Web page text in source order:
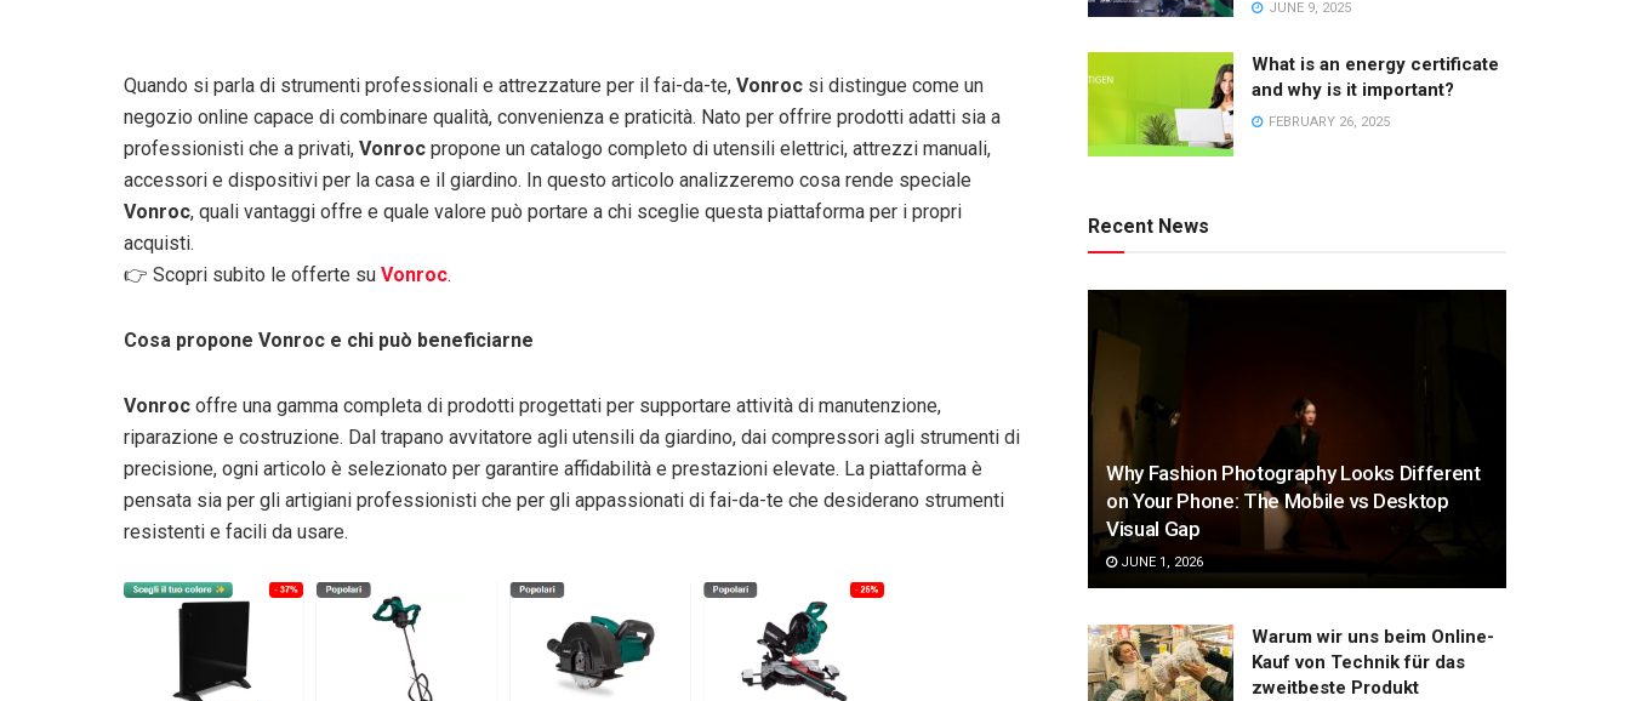
Quando si parla di strumenti professionali e attrezzature per il fai-da-te, Vonroc si distingue come un
negozio online capace di combinare qualità, convenienza e praticità. Nato per offrire prodotti adatti sia a
professionisti che a privati, Vonroc propone un catalogo completo di utensili elettrici, attrezzi manuali,
accessori e dispositivi per la casa e il giardino. In questo articolo analizzeremo cosa rende speciale
Vonroc, quali vantaggi offre e quale valore può portare a chi sceglie questa piattaforma per i propri
acquisti.
👉 Scopri subito le offerte su Vonroc.
Cosa propone Vonroc e chi può beneficiarne
Vonroc offre una gamma completa di prodotti progettati per supportare attività di manutenzione,
riparazione e costruzione. Dal trapano avvitatore agli utensili da giardino, dai compressori agli strumenti di
precisione, ogni articolo è selezionato per garantire affidabilità e prestazioni elevate. La piattaforma è
pensata sia per gli artigiani professionisti che per gli appassionati di fai-da-te che desiderano strumenti
resistenti e facili da usare.
JUNE 9, 2025
What is an energy certificate
and why is it important?
FEBRUARY 26, 2025
Recent News
Why Fashion Photography Looks Different
on Your Phone: The Mobile vs Desktop
Visual Gap
JUNE 1, 2026
Warum wir uns beim Online-
Kauf von Technik für das
zweitbeste Produkt